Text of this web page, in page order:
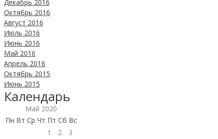
Декабрь 2016
Октябрь 2016
Август 2016
Июль 2016
Июнь 2016
Май 2016
Апрель 2016
Октябрь 2015
Июнь 2015
Календарь
Май 2020
Пн Вт Ср Чт Пт Сб Вс
1 2
3